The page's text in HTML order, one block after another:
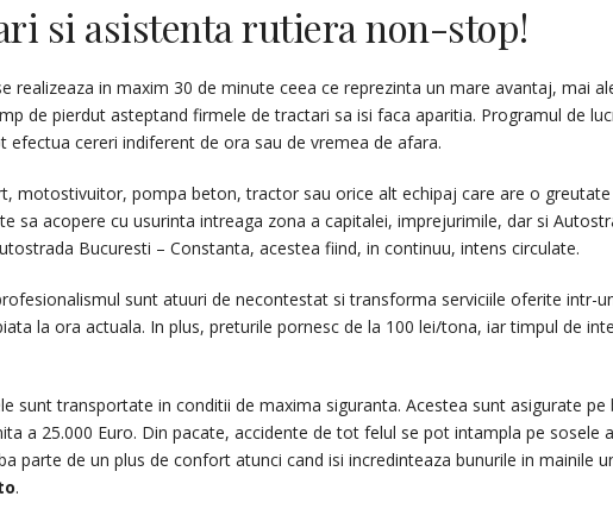
si asistenta rutiera non-stop!
realizeaza in maxim 30 de minute ceea ce reprezinta un mare avantaj, mai
de pierdut asteptand firmele de tractari sa isi faca aparitia. Programul de
efectua cereri indiferent de ora sau de vremea de afara.
motostivuitor, pompa beton, tractor sau orice alt echipaj care are o
sa acopere cu usurinta intreaga zona a capitalei, imprejurimile, dar si
Bucuresti – Constanta, acestea fiind, in continuu, intens circulate.
sunt atuuri de necontestat si transforma serviciile oferite intr-
la ora actuala. In plus, preturile pornesc de la 100 lei/tona, iar timpul de
sunt transportate in conditii de maxima siguranta. Acestea sunt asigurate pe
a 25.000 Euro. Din pacate, accidente de tot felul se pot intampla pe sosele
parte de un plus de confort atunci cand isi incredinteaza bunurile in mainile
.